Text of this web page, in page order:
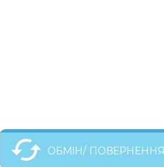
ОБМІН/ ПОВЕРНЕННЯ